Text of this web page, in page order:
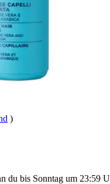
)
du bis Sonntag um 23:59